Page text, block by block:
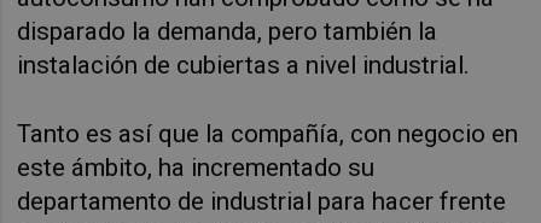
disparado la demanda, pero también la
instalación de cubiertas a nivel industrial.
Tanto es así que la compañía, con negocio en
este ámbito, ha incrementado su
departamento de industrial para hacer frente